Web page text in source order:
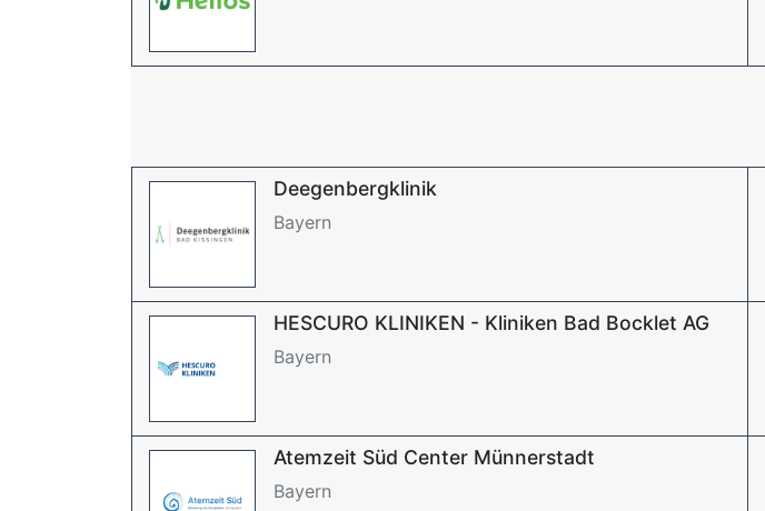
Deegenbergklinik
Bayern
HESCURO KLINIKEN - Kliniken Bad Bocklet AG
Bayern
Atemzeit Süd Center Münnerstadt
Bayern